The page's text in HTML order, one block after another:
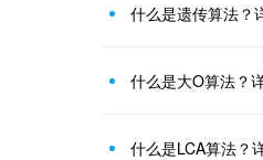
什么是大O算法？
什么是LCA算法？